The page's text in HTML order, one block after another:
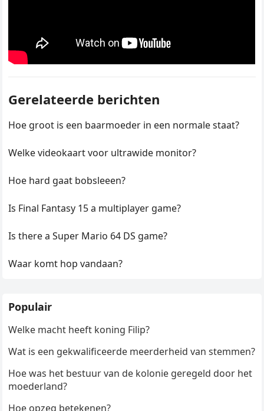
Gerelateerde berichten
Hoe groot is een baarmoeder in een normale staat?
Welke videokaart voor ultrawide monitor?
Hoe hard gaat bobsleeen?
Is Final Fantasy 15 a multiplayer game?
Is there a Super Mario 64 DS game?
Waar komt hop vandaan?
Populair
Welke macht heeft koning Filip?
Wat is een gekwalificeerde meerderheid van stemmen?
Hoe was het bestuur van de kolonie geregeld door het
moederland?
Hoe opzeg betekenen?